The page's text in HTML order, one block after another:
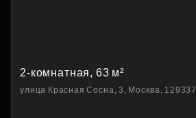
2-комнатная, 63 м²
улица Красная Сосна, 3, Москва, 129337